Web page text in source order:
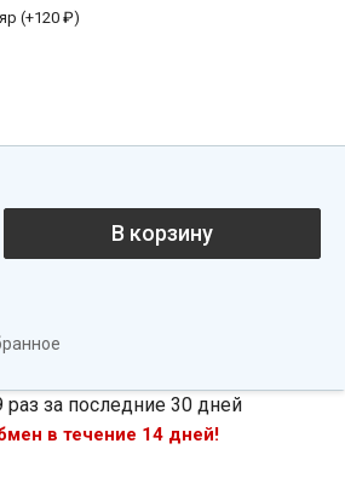
(+120 ₽)
В корзину
раз за последние 30 дней
в течение 14 дней!